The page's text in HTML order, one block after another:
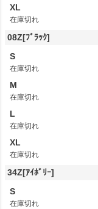
XL
在庫切れ
08Z[ﾌﾞﾗｯｸ]
S
在庫切れ
M
在庫切れ
L
在庫切れ
XL
在庫切れ
34Z[ｱｲﾎﾞﾘｰ]
S
在庫切れ